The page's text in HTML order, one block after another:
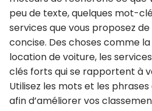
peu de texte, quelques mot-
services que vous proposez
concise. Des choses comme
location de voiture, les
clés forts qui se rapportent à
Utilisez les mots et les
afin d’améliorer vos